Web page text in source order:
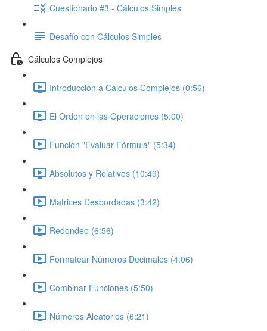
Cuestionario #3 - Cálculos Simples
Desafío con Cálculos Simples
Cálculos Complejos
Introducción a Cálculos Complejos (0:56)
El Orden en las Operaciones (5:00)
Función "Evaluar Fórmula" (5:34)
Absolutos y Relativos (10:49)
Matrices Desbordadas (3:42)
Redondeo (6:56)
Formatear Números Decimales (4:06)
Combinar Funciones (5:50)
Números Aleatorios (6:21)